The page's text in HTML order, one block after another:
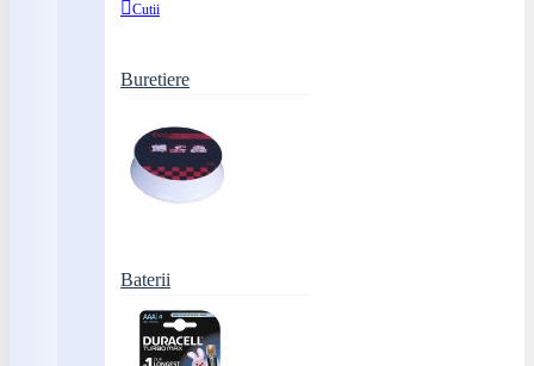
Cutii
Buretiere
Baterii